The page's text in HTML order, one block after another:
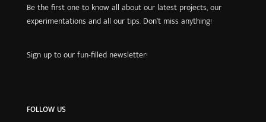
Be the first one to know all about our latest projects, our
experimentations and all our tips. Don’t miss anything!
Sign up to our fun-filled newsletter!
FOLLOW US